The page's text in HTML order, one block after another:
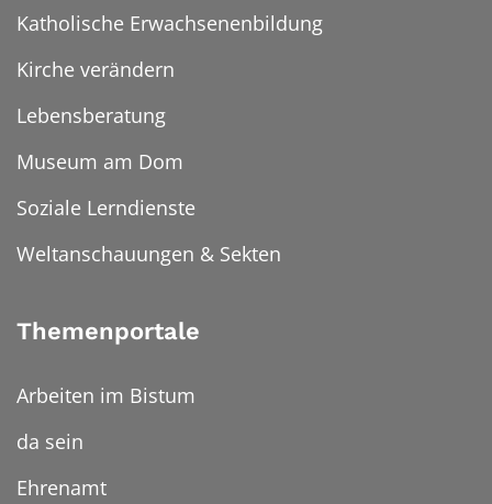
Katholische Erwachsenenbildung
Kirche verändern
Lebensberatung
Museum am Dom
Soziale Lerndienste
Weltanschauungen & Sekten
Themenportale
Arbeiten im Bistum
da sein
Ehrenamt